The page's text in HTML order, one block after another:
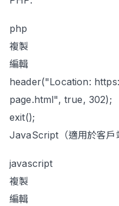
php
複製
編輯
header("Location:
page.html", true, 302);
exit();
JavaScript（適用於客戶
javascript
複製
編輯